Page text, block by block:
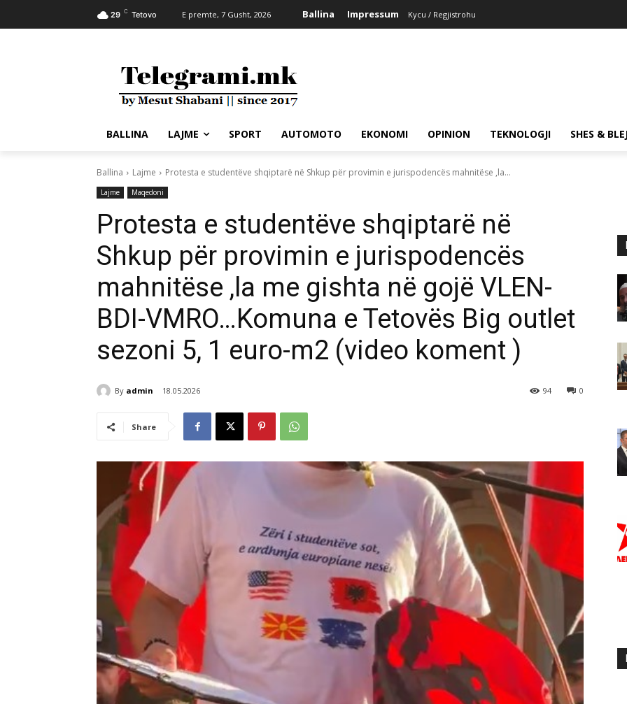
29 C Tetovo E premte, 7 Gusht, 2026 Ballina Impressum Kycu / Regjistrohu
BALLINA LAJME SPORT AUTOMOTO EKONOMI OPINION TEKNOLOGJI SHES &
Ballina Lajme Protesta e studentëve shqiptarë në Shkup për provimin e jurispodencës mahnitëse ,la...
Lajme Maqedoni
Protesta e studentëve shqiptarë në
Shkup për provimin e jurispodencës
mahnitëse ,la me gishta në gojë VLEN-
BDI-VMRO…Komuna e Tetovës Big outlet
sezoni 5, 1 euro-m2 (video koment )
By admin 18.05.2026 0
94
Share